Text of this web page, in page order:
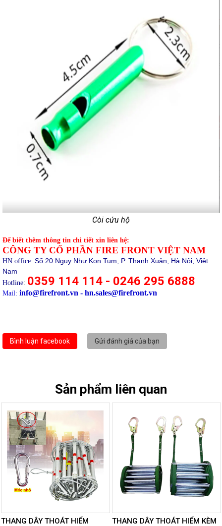
Còi cứu hộ
Để biết thêm thông tin chi tiết xin liên hệ:
CÔNG TY CỔ PHẦN FIRE FRONT VIỆT NAM
HN office: Số 20 Ngụy Như Kon Tum, P. Thanh Xuân, Hà Nội, Việt
Nam
Hotline: 0359 114 114 - 0246 295 6888
Mail: info@firefront.vn - hn.sales@firefront.vn
Bình luận facebook Gửi đánh giá của bạn
Sản phẩm liên quan
THANG DÂY THOÁT HIỂM
THANG DÂY THOÁT HIỂM KÈM